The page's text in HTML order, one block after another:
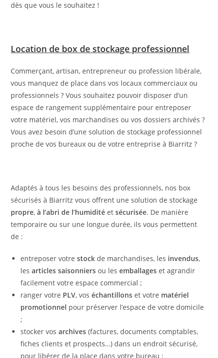
dès que vous le souhaitez !
Location de box de stockage professionnel
Commerçant, artisan, entrepreneur ou profession libérale,
vous manquez de place dans vos locaux commerciaux ou
professionnels ? Vous souhaitez pouvoir disposer d’un
espace de rangement supplémentaire pour entreposer
votre matériel, vos marchandises ou vos dossiers archivés ?
Vous avez besoin d’une solution de stockage professionnel
proche de vos bureaux ou de votre entreprise à Biarritz ?
Adaptés à tous les besoins des professionnels, nos box
sécurisés à Biarritz vous offrent une solution de stockage
propre,à l’abri de l’humidité etsécurisée. De manière
temporaire ou sur une longue durée, ils vous permettent
de :
entreposer votrestock de marchandises, les invendus,
lesarticles saisonniers ou lesemballages et agrandir
facilement votre espace commercial ;
ranger votre PLV, voséchantillons et votre matériel
promotionnel pour préserver l’espace de votre domicile
;
stocker vosarchives (factures, documents comptables,
fiches clients et prospects…) dans un endroit sécurisé,
pour libérer de la place dans votre bureau ;